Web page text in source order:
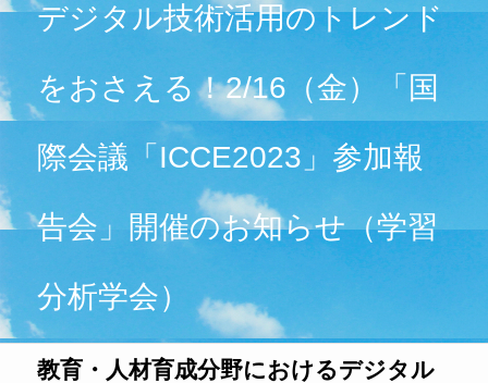
デジタル技術活用のトレンド
をおさえる！2/16（金）「国
際会議「ICCE2023」参加報
告会」開催のお知らせ（学習
分析学会）
教育・人材育成分野におけるデジタル